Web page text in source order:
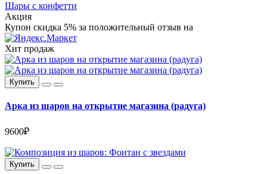
Шары с конфетти
Акция
Купон скидка 5% за положительный отзыв на
Хит продаж
Купить
Арка из шаров на открытие магазина (радуга)
9600₽
Купить